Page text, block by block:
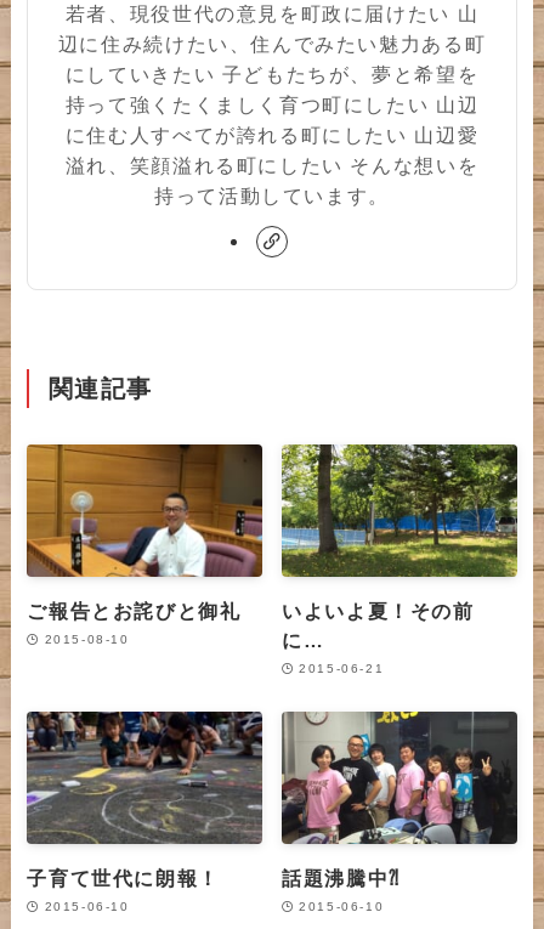
若者、現役世代の意見を町政に届けたい 山
辺に住み続けたい、住んでみたい魅力ある町
にしていきたい 子どもたちが、夢と希望を
持って強くたくましく育つ町にしたい 山辺
に住む人すべてが誇れる町にしたい 山辺愛
溢れ、笑顔溢れる町にしたい そんな想いを
持って活動しています。
関連記事
ご報告とお詫びと御礼
2015-08-10
いよいよ夏！その前
に…
2015-06-21
子育て世代に朗報！
2015-06-10
話題沸騰中⁈
2015-06-10